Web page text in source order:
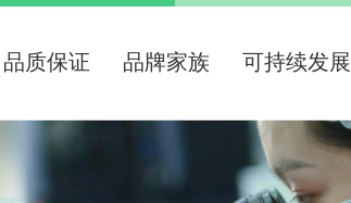
品质保证 品牌家族 可持续发展